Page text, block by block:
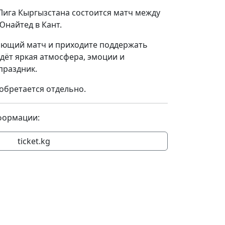
Кыргызстана состоится матч между
в Кант.
матч и приходите поддержать
яркая атмосфера, эмоции и
отдельно.
ticket.kg